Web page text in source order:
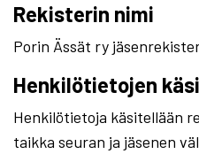
Rekisterin nimi
Porin Ässät ry
Henkilötietojen
Henkilötietoja käsitellään
taikka seuran ja jäsenen